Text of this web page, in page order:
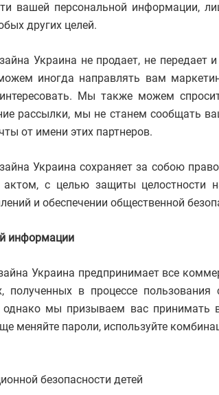
вашей персональной информации,
других целей.
Украина не продает, не
иногда направлять вам
Мы также можем
рассылки, мы не станем
от имени этих партнеров.
Украина сохраняет за собою
актом, с целью защиты
и обеспечении общественной
информации
Украина предпринимает все
полученных в процессе
однако мы призываем вас
меняйте пароли, используйте
безопасности детей